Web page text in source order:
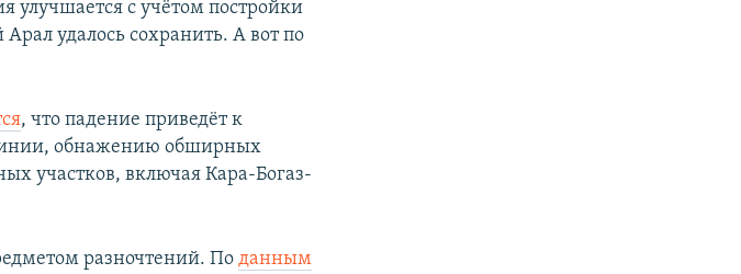
улучшается с учётом постройки
удалось сохранить. А вот по
, что падение приведёт к
обнажению обширных
участков, включая Кара-Богаз-
разночтений. Поданным